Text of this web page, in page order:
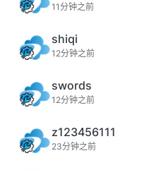
11分钟之前
shiqi
12分钟之前
swords
12分钟之前
z123456111
23分钟之前